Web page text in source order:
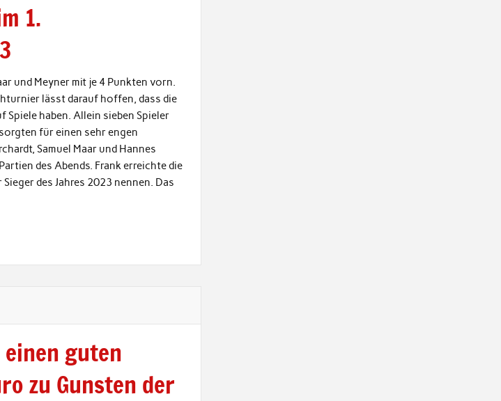
1.
und Meyner mit je 4 Punkten vorn.
lässt darauf hoffen, dass die
Spiele haben. Allein sieben Spieler
für einen sehr engen
Samuel Maar und Hannes
des Abends. Frank erreichte die
des Jahres 2023 nennen. Das
einen guten
zu Gunsten der